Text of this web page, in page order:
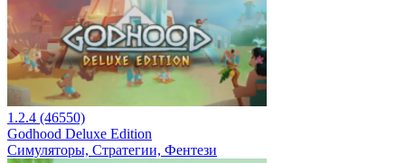
1.2.4 (46550)
Godhood Deluxe Edition
Симуляторы, Стратегии, Фентези